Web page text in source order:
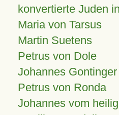
konvertierte Juden
Maria von Tarsus
Martin Suetens
Petrus von Dole
Johannes Gontinger
Petrus von Ronda
Johannes vom